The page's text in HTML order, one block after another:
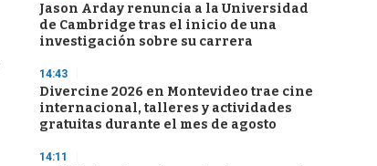
Jason Arday renuncia a la Universidad
de Cambridge tras el inicio de una
investigación sobre su carrera
14:43
Divercine 2026 en Montevideo trae cine
internacional, talleres y actividades
gratuitas durante el mes de agosto
14:11